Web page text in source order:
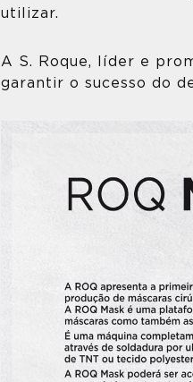
utilizar.
A S. Roque, líder e
garantir o sucesso do